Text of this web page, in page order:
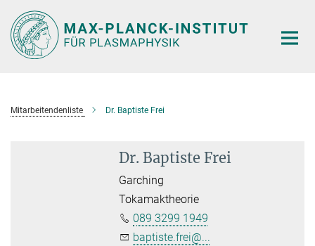
Hauptinhalt
Mitarbeitendenliste Dr. Baptiste Frei
Dr. Baptiste Frei
Garching
Tokamaktheorie
089 3299 1949
baptiste.frei@...